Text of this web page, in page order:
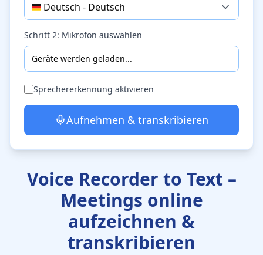
🇩🇪 Deutsch - Deutsch
Schritt 2: Mikrofon auswählen
Geräte werden geladen...
Sprechererkennung aktivieren
Aufnehmen & transkribieren
Voice Recorder to Text –
Meetings online
aufzeichnen &
transkribieren